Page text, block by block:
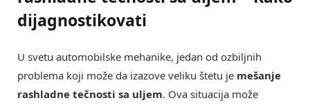
dijagnostikovati
U svetu automobilske mehanike, jedan od ozbiljnih
problema koji može da izazove veliku štetu je mešanje
rashladne tečnosti sa uljem. Ova situacija može